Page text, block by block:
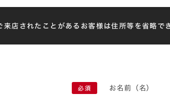
店されたことがあるお客様は住所等を省略で
お名前（名）